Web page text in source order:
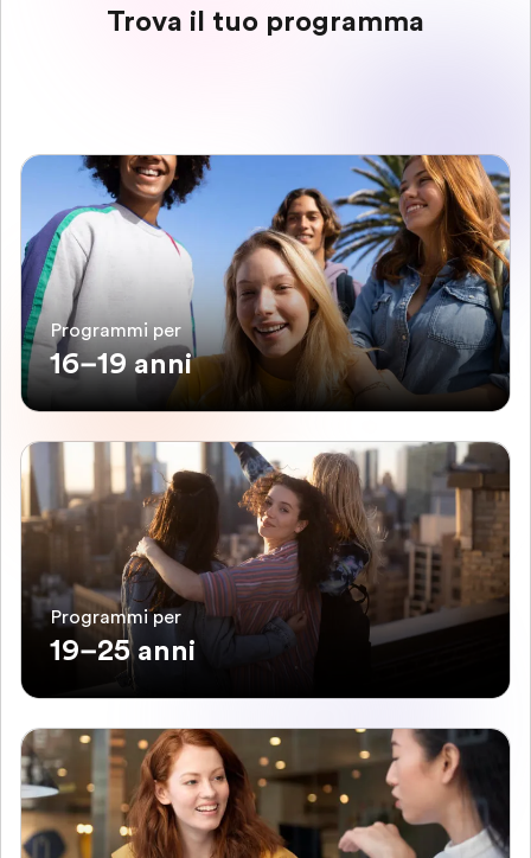
Trova il tuo programma
Programmi per
16–19 anni
Programmi per
19–25 anni